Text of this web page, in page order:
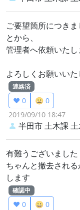
ご要望箇所につき
とから、
管理者へ依頼いたし
よろしくお願いいた
連絡済
❤️ 0
😀 0
2019/09/10 18:47
半田市 土木課
有難うございました
ちゃんと撤去され
します
確認中
❤️ 0
😀 0